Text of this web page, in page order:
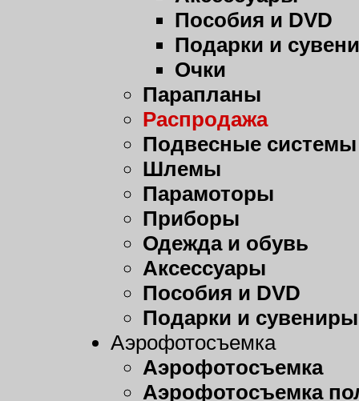
Пособия и DVD
Подарки и
Очки
Парапланы
Распродажа
Подвесные системы
Шлемы
Парамоторы
Приборы
Одежда и обувь
Аксессуары
Пособия и DVD
Подарки и сувениры
Аэрофотосъемка
Аэрофотосъемка
Аэрофотосъемка